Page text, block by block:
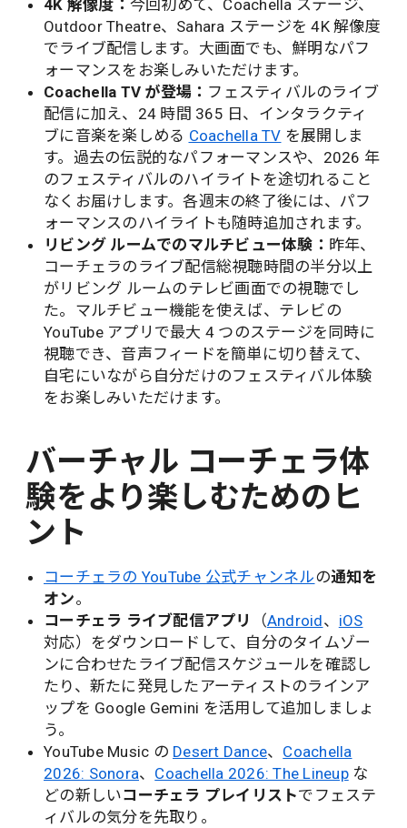
4K 解像度： 今回初めて、Coachella ステージ、
Outdoor Theatre、Sahara ステージを 4K 解像度
でライブ配信します。大画面でも、鮮明なパフ
ォーマンスをお楽しみいただけます。
Coachella TV が登場： フェスティバルのライブ
配信に加え、24 時間 365 日、インタラクティ
ブに音楽を楽しめる Coachella TV を展開しま
す。過去の伝説的なパフォーマンスや、2026 年
のフェスティバルのハイライトを途切れること
なくお届けします。各週末の終了後には、パフ
ォーマンスのハイライトも随時追加されます。
リビング ルームでのマルチビュー体験： 昨年、
コーチェラのライブ配信総視聴時間の半分以上
がリビング ルームのテレビ画面での視聴でし
た。マルチビュー機能を使えば、テレビの
YouTube アプリで最大 4 つのステージを同時に
視聴でき、音声フィードを簡単に切り替えて、
自宅にいながら自分だけのフェスティバル体験
をお楽しみいただけます。
バーチャル コーチェラ体
験をより楽しむためのヒ
ント
コーチェラの YouTube 公式チャンネルの通知を
オン。
コーチェラ ライブ配信アプリ
（Android、 iOS
対応）をダウンロードして、自分のタイムゾー
ンに合わせたライブ配信スケジュールを確認し
たり、新たに発見したアーティストのラインア
ップを Google Gemini を活用して追加しましょ
う。
YouTube Music の Desert Dance、 Coachella
2026: Sonora、 Coachella 2026: The Lineupな
どの新しいコーチェラ プレイリストでフェステ
ィバルの気分を先取り。